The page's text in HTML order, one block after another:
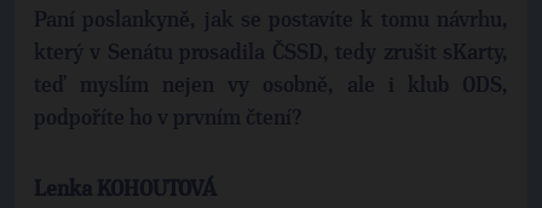
Paní poslankyně, jak se postavíte k tomu návrhu,
který v Senátu prosadila ČSSD, tedy zrušit sKarty,
teď myslím nejen vy osobně, ale i klub ODS,
podpoříte ho v prvním čtení?
Lenka KOHOUTOVÁ